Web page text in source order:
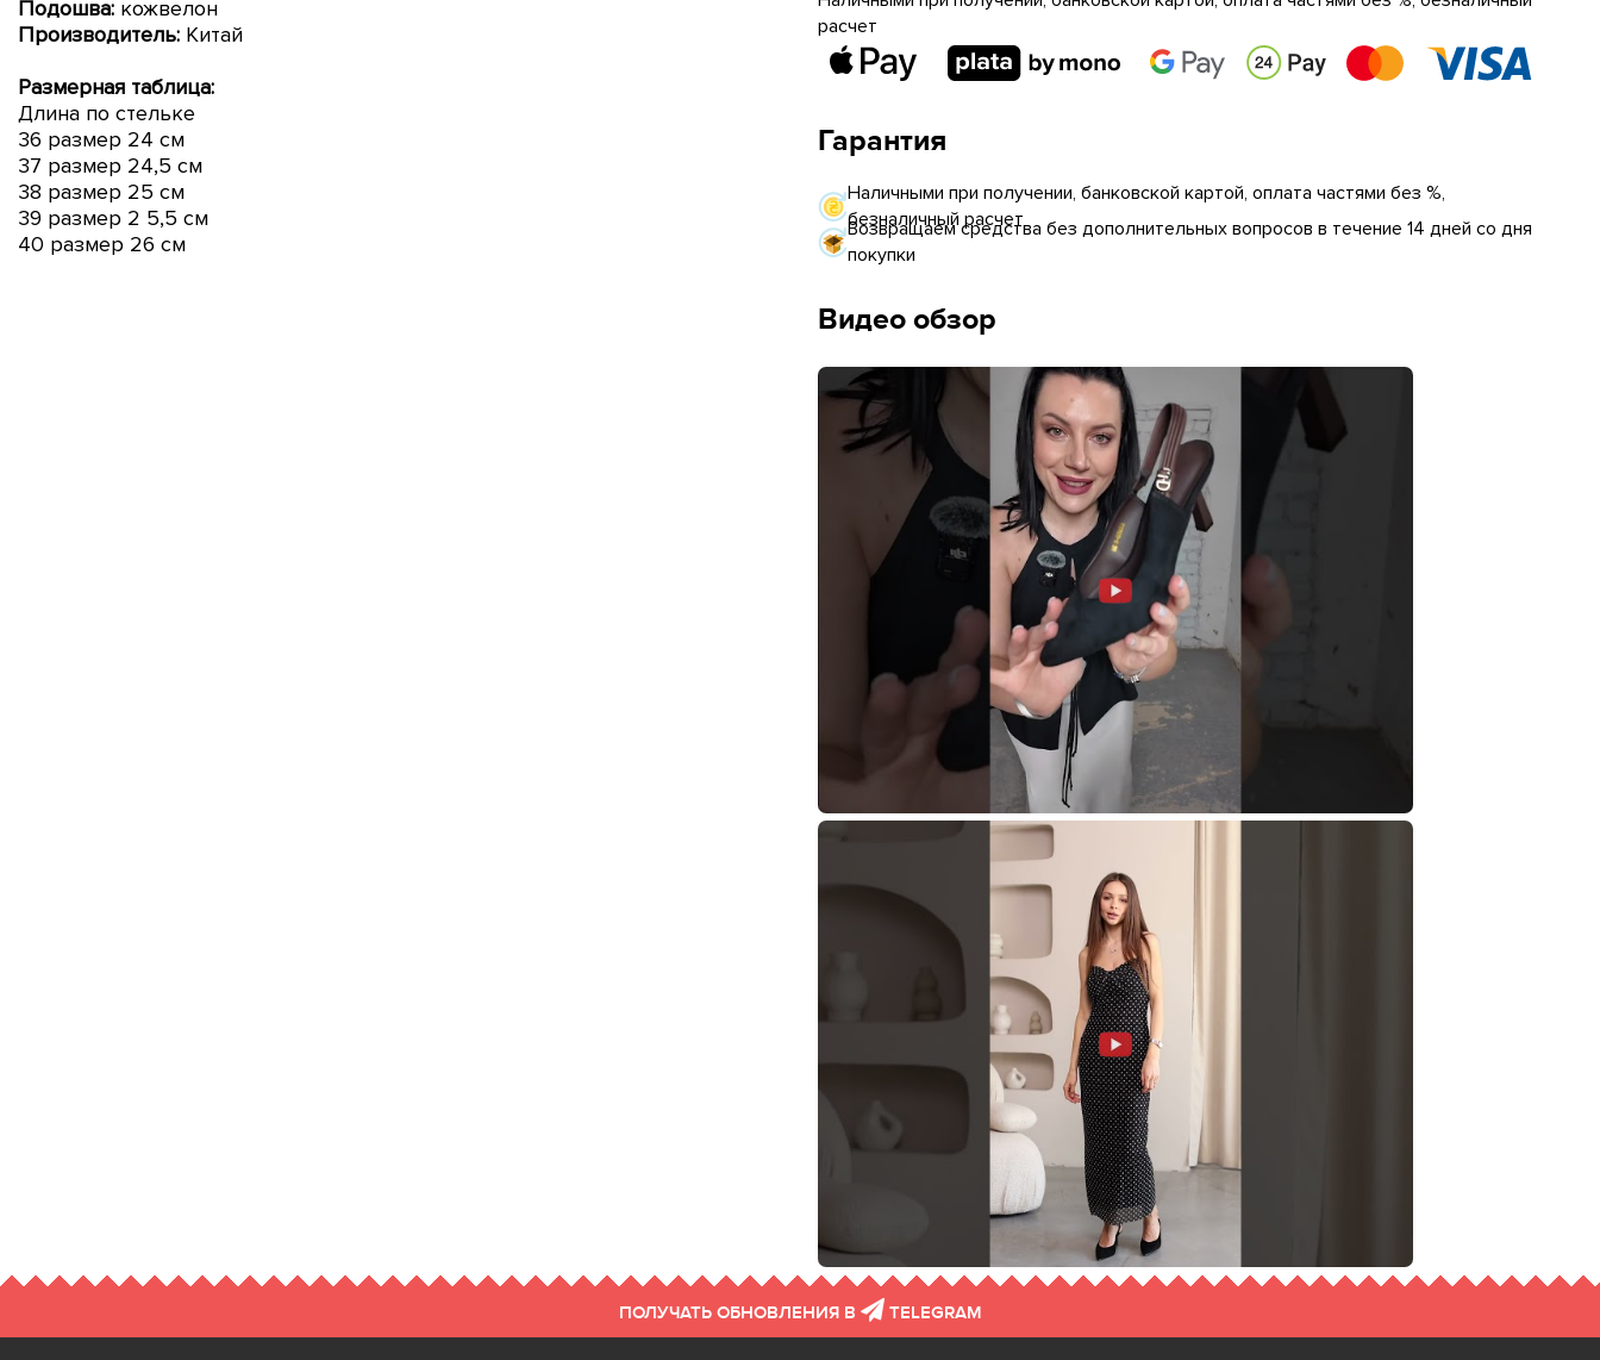
расчет
Гарантия
Наличными при получении, банковской картой, оплата частями без %,
безналичный расчет
Возвращаем средства без дополнительных вопросов в течение 14 дней со дня
покупки
Видео обзор
Подошва: кожвелон
Производитель: Китай
Размерная таблица:
Длина по стельке
36 размер 24 см
37 размер 24,5 см
38 размер 25 см
39 размер 2 5,5 см
40 размер 26 см
ПОЛУЧАТЬ ОБНОВЛЕНИЯ В TELEGRAM